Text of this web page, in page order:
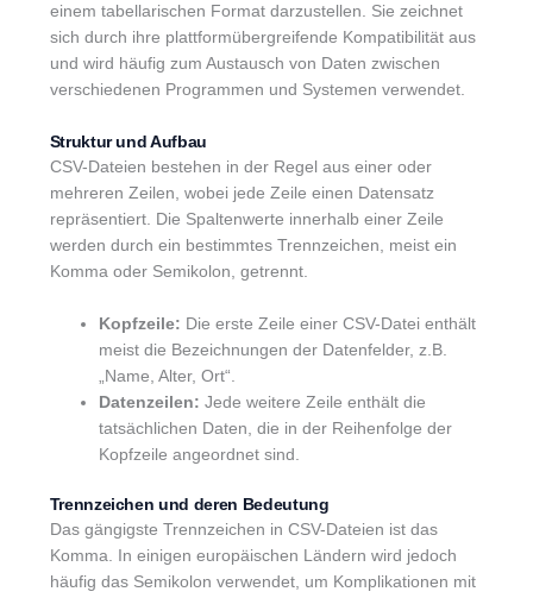
einem tabellarischen Format darzustellen. Sie zeichnet
sich durch ihre plattformübergreifende Kompatibilität aus
und wird häufig zum Austausch von Daten zwischen
verschiedenen Programmen und Systemen verwendet.
Struktur und Aufbau
CSV-Dateien bestehen in der Regel aus einer oder
mehreren Zeilen, wobei jede Zeile einen Datensatz
repräsentiert. Die Spaltenwerte innerhalb einer Zeile
werden durch ein bestimmtes Trennzeichen, meist ein
Komma oder Semikolon, getrennt.
Kopfzeile: Die erste Zeile einer CSV-Datei enthält
meist die Bezeichnungen der Datenfelder, z.B.
„Name, Alter, Ort“.
Datenzeilen: Jede weitere Zeile enthält die
tatsächlichen Daten, die in der Reihenfolge der
Kopfzeile angeordnet sind.
Trennzeichen und deren Bedeutung
Das gängigste Trennzeichen in CSV-Dateien ist das
Komma. In einigen europäischen Ländern wird jedoch
häufig das Semikolon verwendet, um Komplikationen mit